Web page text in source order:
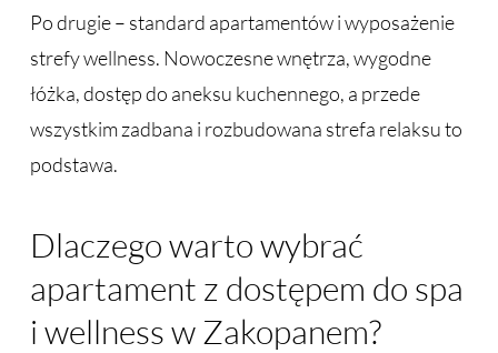
Po drugie – standard apartamentów i wyposażenie
strefy wellness. Nowoczesne wnętrza, wygodne
łóżka, dostęp do aneksu kuchennego, a przede
wszystkim zadbana i rozbudowana strefa relaksu to
podstawa.
Dlaczego warto wybrać
apartament z dostępem do spa
i wellness w Zakopanem?